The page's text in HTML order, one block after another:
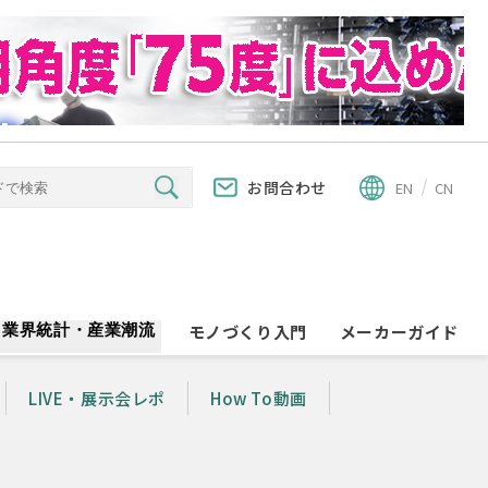
お問合わせ EN CN
業界統計・産業潮流 モノづくり入門 メーカーガイド
LIVE・展示会レポ How To動画